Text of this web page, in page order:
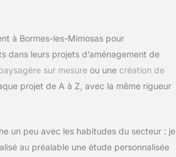
à Bormes-les-Mimosas pour
dans leurs projets d’aménagement de
sur mesure ou une création de
projet de A à Z, avec la même rigueur
un peu avec les habitudes du secteur : je
au préalable une étude personnalisée